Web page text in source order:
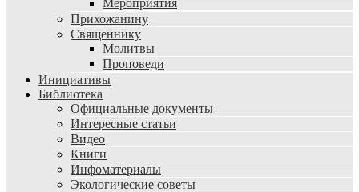
Мероприятия
Прихожанину
Священнику
Молитвы
Проповеди
Инициативы
Библиотека
Официальные документы
Интересные статьи
Видео
Книги
Инфоматериалы
Экологические советы